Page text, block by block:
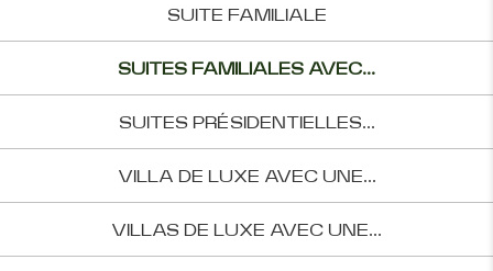
SUITE FAMILIALE
SUITES FAMILIALES AVEC...
SUITES PRÉSIDENTIELLES...
VILLA DE LUXE AVEC UNE...
VILLAS DE LUXE AVEC UNE...